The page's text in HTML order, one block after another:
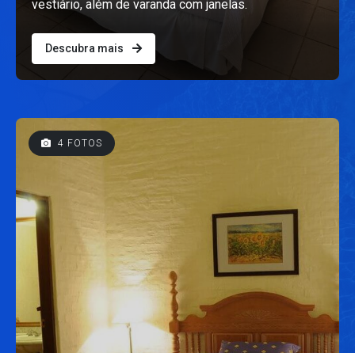
vestiário, além de varanda com janelas.
Descubra mais
4 FOTOS